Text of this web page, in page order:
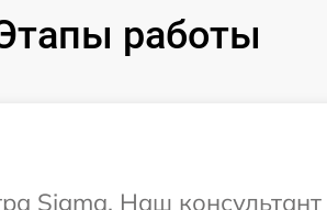
работы
Sigma. Наш